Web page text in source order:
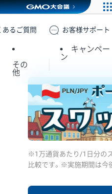
券
ある ご質問 お客様サポート
その
他
キャンペー
ン
※1万通貨あたり/1日分の
比較です。※実施期間は今